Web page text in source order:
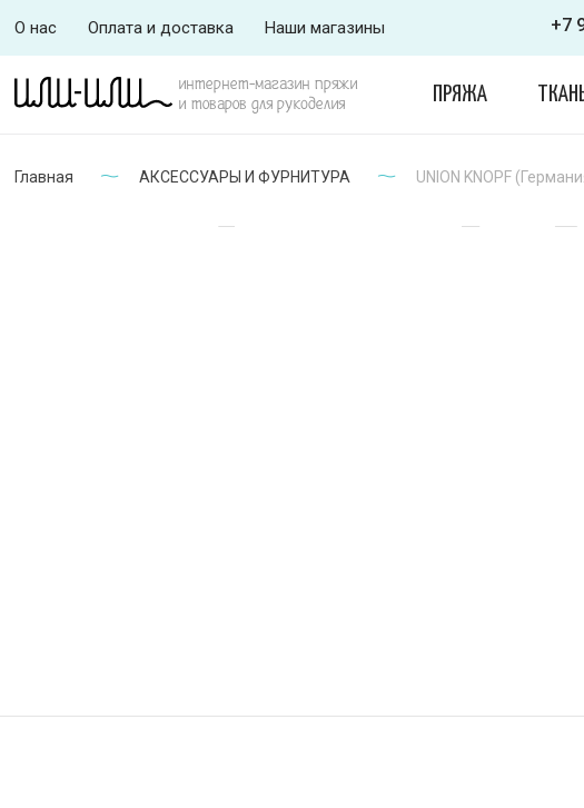
О нас Оплата и доставка Наши магазины +7
интернет-магазин пряжи
и товаров для рукоделия
ПРЯЖА
Главная АКСЕССУАРЫ И ФУРНИТУРА UNION KNOPF